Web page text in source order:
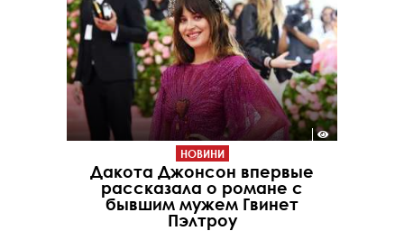
НОВИНИ
Дакота Джонсон впервые
рассказала о романе с
бывшим мужем Гвинет
Пэлтроу